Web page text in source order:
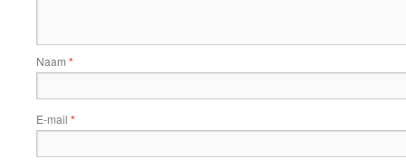
Naam *
E-mail *